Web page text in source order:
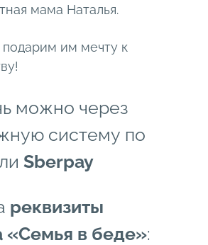
мама Наталья.
подарим им мечту к
можно через
систему по
Sberpay
реквизиты
«Семья в беде»: